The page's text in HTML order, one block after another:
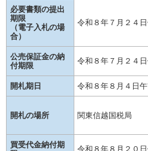
必要書類の提出
期限
（電子入札の場
合）
令和８年７月２４
公売保証金の納
付期限
令和８年７月２４
開札期日 令和８年８月４日
開札の場所 関東信越国税局
買受代金納付期
令和８年８月２０